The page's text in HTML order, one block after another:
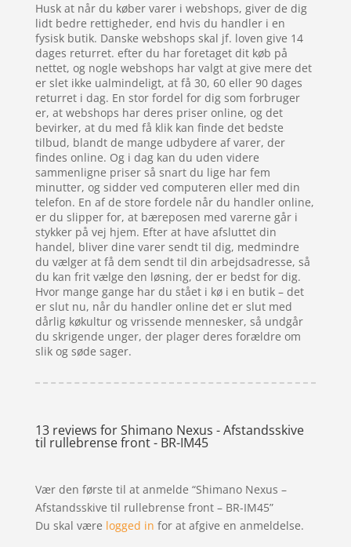
Husk at når du køber varer i webshops, giver de dig
lidt bedre rettigheder, end hvis du handler i en
fysisk butik. Danske webshops skal jf. loven give 14
dages returret. efter du har foretaget dit køb på
nettet, og nogle webshops har valgt at give mere det
er slet ikke ualmindeligt, at få 30, 60 eller 90 dages
returret i dag. En stor fordel for dig som forbruger
er, at webshops har deres priser online, og det
bevirker, at du med få klik kan finde det bedste
tilbud, blandt de mange udbydere af varer, der
findes online. Og i dag kan du uden videre
sammenligne priser så snart du lige har fem
minutter, og sidder ved computeren eller med din
telefon. En af de store fordele når du handler online,
er du slipper for, at bæreposen med varerne går i
stykker på vej hjem. Efter at have afsluttet din
handel, bliver dine varer sendt til dig, medmindre
du vælger at få dem sendt til din arbejdsadresse, så
du kan frit vælge den løsning, der er bedst for dig.
Hvor mange gange har du stået i kø i en butik – det
er slut nu, når du handler online det er slut med
dårlig køkultur og vrissende mennesker, så undgår
du skrigende unger, der plager deres forældre om
slik og søde sager.
13 reviews forShimano Nexus - Afstandsskive
til rullebrense front - BR-IM45
Vær den første til at anmelde “Shimano Nexus –
Afstandsskive til rullebrense front – BR-IM45”
Du skal være logged in for at afgive en anmeldelse.